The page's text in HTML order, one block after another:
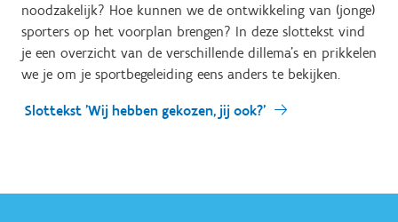
noodzakelijk? Hoe kunnen we de ontwikkeling van (jonge)
sporters op het voorplan brengen? In deze slottekst vind
je een overzicht van de verschillende dillema's en prikkelen
we je om je sportbegeleiding eens anders te bekijken.
Slottekst 'Wij hebben gekozen, jij ook?'